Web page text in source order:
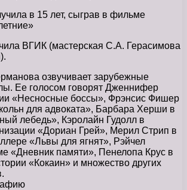
в 15 лет, сыграв в фильме
ВГИК (мастерская С.А. Герасимова
озвучивает зарубежные
Ее голосом говорят Дженнифер
«Несносные боссы», Фрэнсис Фишер
для адвоката», Барбара Херши в
лебедь», Кэролайн Гудолл в
«Дориан Грей», Мерил Стрип в
«Львы для ягнят», Рэйчел
«Дневник памяти», Пенелопа Крус в
«Кокаин» и множество других